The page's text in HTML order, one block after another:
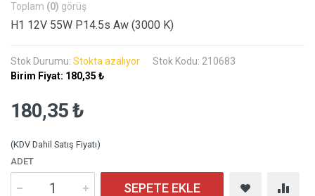
Toplam (0) görüş
H1 12V 55W P14.5s Aw (3000 K)
Stok Durumu: Stokta azalıyor
Stok Kodu: 210683
Birim Fiyat: 180,35 ₺
180,35 ₺
(KDV Dahil Satış Fiyatı)
ADET
SEPETE EKLE